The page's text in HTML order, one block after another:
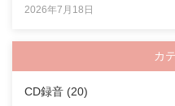
2026年7月18日
カ
CD録音 (20)